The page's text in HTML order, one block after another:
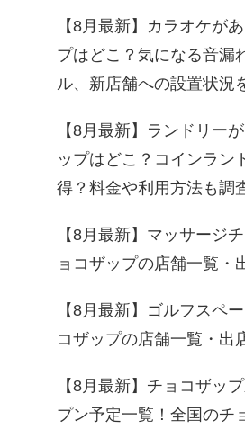
【8月最新】カラオケが
プはどこ？気になる音漏
ル、新店舗への設置状況
【8月最新】ランドリー
ップはどこ？コインラン
得？料金や利用方法も調
【8月最新】マッサージ
ョコザップの店舗一覧・
【8月最新】ゴルフスペ
コザップの店舗一覧・出
【8月最新】チョコザッ
プン予定一覧！全国のチ